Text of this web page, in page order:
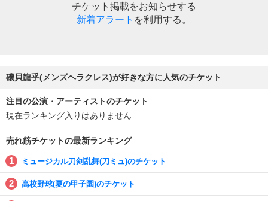
チケット掲載をお知らせする
新着アラート を利用する。
磯貝龍乎(メンズヘラクレス)が好きな方に人気のチケット
注目の公演・アーティストのチケット
現在ランキング入りはありません
売れ筋チケットの最新ランキング
ミュージカル刀剣乱舞(刀ミュ)のチケット
高校野球(夏の甲子園)のチケット